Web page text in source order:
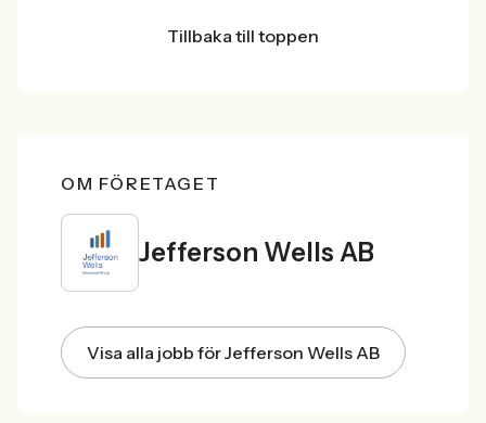
Tillbaka till toppen
OM FÖRETAGET
Jefferson Wells AB
Visa alla jobb för Jefferson Wells AB